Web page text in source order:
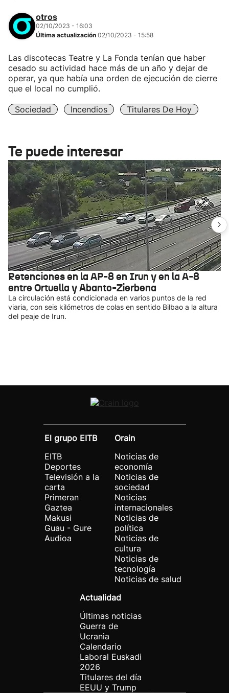
otros
02/10/2023 - 16:03
Última actualización 02/10/2023 - 15:58
Las discotecas Teatre y La Fonda tenían que haber
cesado su actividad hace más de un año y dejar de
operar, ya que había una orden de ejecución de cierre
que el local no cumplió.
Sociedad Incendios Titulares De Hoy
Te puede interesar
Retenciones en la AP-8 en Irun y en la A-8
entre Ortuella y Abanto-Zierbena
La circulación está condicionada en varios puntos de la red
viaria, con seis kilómetros de colas en sentido Bilbao a la altura
del peaje de Irun.
El grupo EITB
EITB
Deportes
Televisión a la
carta
Primeran
Gaztea
Makusi
Guau - Gure
Audioa
Orain
Noticias de
economía
Noticias de
sociedad
Noticias
internacionales
Noticias de
política
Noticias de
cultura
Noticias de
tecnología
Noticias de salud
Actualidad
Últimas noticias
Guerra de
Ucrania
Calendario
Laboral Euskadi
2026
Titulares del día
EEUU y Trump